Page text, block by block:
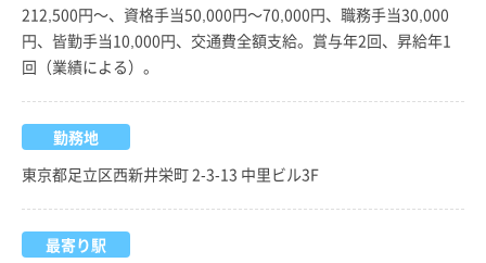
212,500円～、資格手当50,000円～70,000円、職務手当30,000
円、皆勤手当10,000円、交通費全額支給。賞与年2回、昇給年1
回（業績による）。
勤務地
東京都足立区西新井栄町 2-3-13 中里ビル3F
最寄り駅